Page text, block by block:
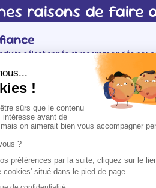
raisons de faire
sélectionnés et recommandés par
vous évidemment ! ) : votre vétérinaire.
vous allégez votre quotidien, tout en